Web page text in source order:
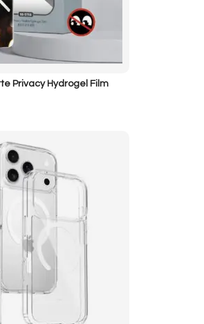
Privacy Hydrogel Film